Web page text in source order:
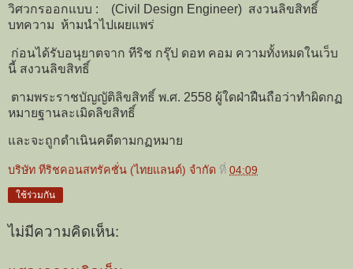
วิศวกรออกแบบ : (Civil Design Engineer) สงวนลิขสิทธิ์
บทความ ห้ามนำไปเผยแพร่
ก่อนได้รับอนุยาตจาก ทีริช กรุ๊ป ดอท คอม ความทั้งหมดในเว็บ
นี้ สงวนลิขสิทธิ์
ตามพระราชบัญญัติลิขสิทธิ์ พ.ศ. 2558 ผู้ใดฝ่าฝืนถือว่าทำผิดกฏ
หมายฐานละเมิดลิขสิทธิ์
และจะถูกดำเนินคดีตามกฏหมาย
บริษัท ทีริชคอนสทรัคชั่น (ไทยแลนด์) จำกัด ที่ 04:09
ใช้ร่วมกัน
ไม่มีความคิดเห็น: